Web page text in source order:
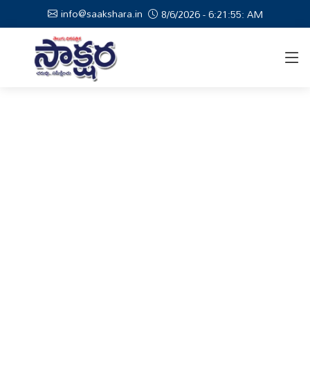
info@saakshara.in 8/6/2026 - 6:21:55: AM